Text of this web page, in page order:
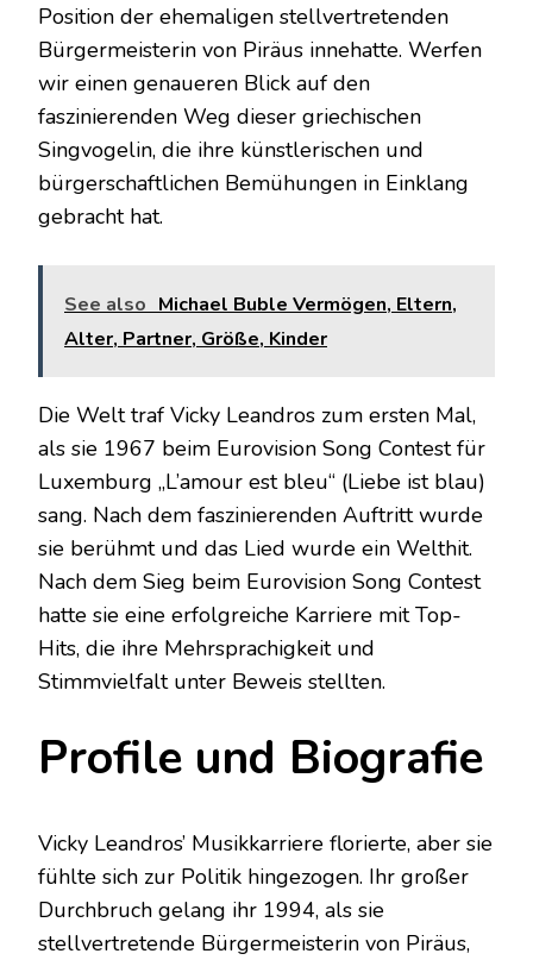
Position der ehemaligen stellvertretenden
Bürgermeisterin von Piräus innehatte. Werfen
wir einen genaueren Blick auf den
faszinierenden Weg dieser griechischen
Singvogelin, die ihre künstlerischen und
bürgerschaftlichen Bemühungen in Einklang
gebracht hat.
See also Michael Buble Vermögen, Eltern,
Alter, Partner, Größe, Kinder
Die Welt traf Vicky Leandros zum ersten Mal,
als sie 1967 beim Eurovision Song Contest für
Luxemburg „L’amour est bleu“ (Liebe ist blau)
sang. Nach dem faszinierenden Auftritt wurde
sie berühmt und das Lied wurde ein Welthit.
Nach dem Sieg beim Eurovision Song Contest
hatte sie eine erfolgreiche Karriere mit Top-
Hits, die ihre Mehrsprachigkeit und
Stimmvielfalt unter Beweis stellten.
Profile und Biografie
Vicky Leandros’ Musikkarriere florierte, aber sie
fühlte sich zur Politik hingezogen. Ihr großer
Durchbruch gelang ihr 1994, als sie
stellvertretende Bürgermeisterin von Piräus,